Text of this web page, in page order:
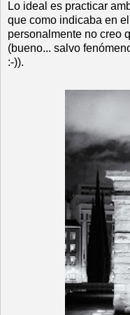
Lo ideal es practicar
que como indicaba en
personalmente no creo
(bueno... salvo
:-)).